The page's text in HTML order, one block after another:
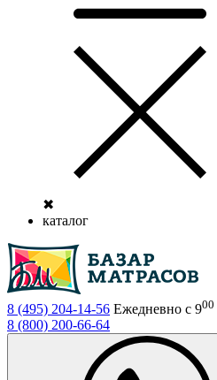
✖
каталог
8 (495) 204-14-56 Ежедневно с 900
8 (800) 200-66-64